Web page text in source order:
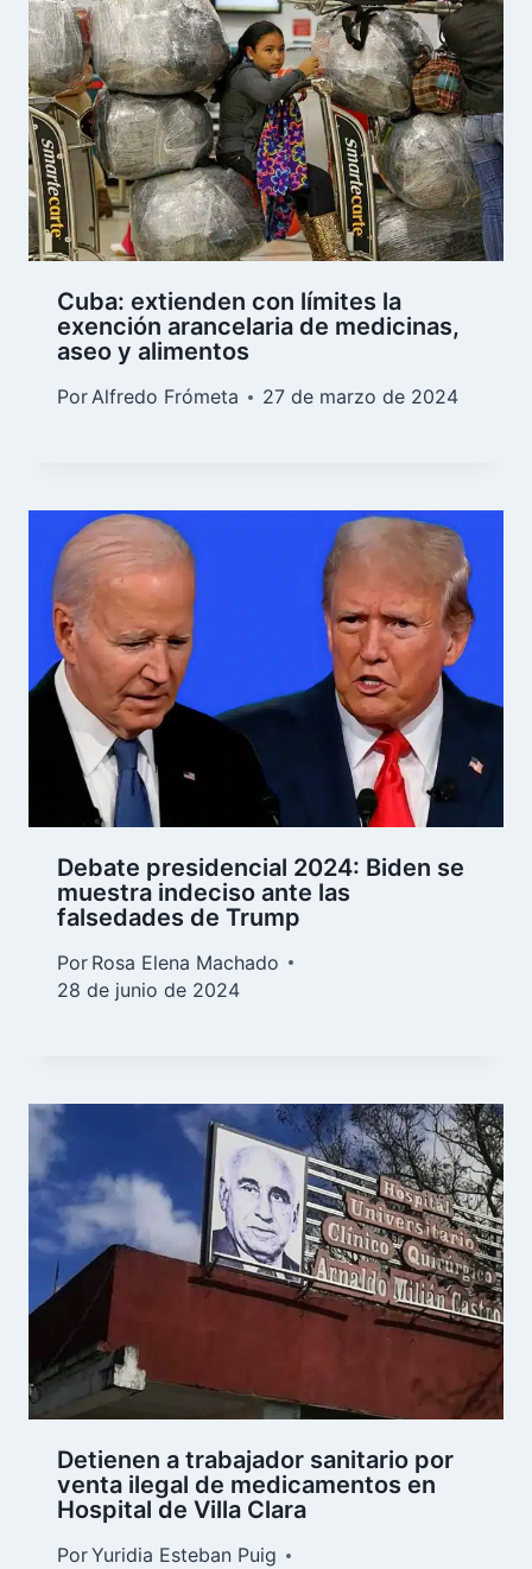
Cuba: extienden con límites la
exención arancelaria de medicinas,
aseo y alimentos
PorAlfredo Frómeta 27 de marzo de 2024
Debate presidencial 2024: Biden se
muestra indeciso ante las
falsedades de Trump
Por Rosa Elena Machado
28 de junio de 2024
Detienen a trabajador sanitario por
venta ilegal de medicamentos en
Hospital de Villa Clara
PorYuridia Esteban Puig